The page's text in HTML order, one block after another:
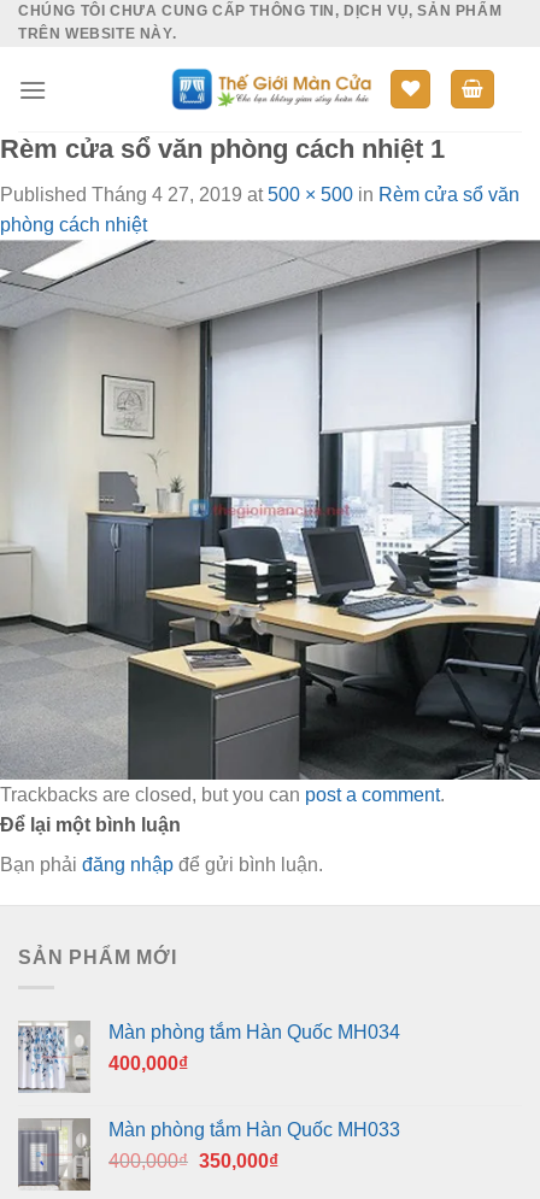
SkipCHÚNG TÔI CHƯA CUNG CẤP THÔNG TIN, DỊCH VỤ, SẢN PHẨM
TRÊN WEBSITE NÀY.
Rèm cửa sổ văn phòng cách nhiệt 1
Published Tháng 4 27, 2019 at500 × 500 in Rèm cửa sổ văn
phòng cách nhiệt
Trackbacks are closed, but you can post a comment.
Để lại một bình luận
Bạn phải đăng nhập để gửi bình luận.
SẢN PHẨM MỚI
Màn phòng tắm Hàn Quốc MH034
400,000₫
Màn phòng tắm Hàn Quốc MH033
400,000₫ Giá
350,000₫Giá